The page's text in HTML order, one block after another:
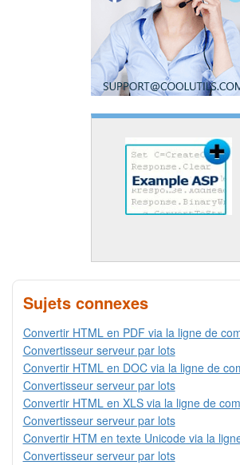
Sujets connexes
Convertir HTML en PDF via la ligne de
Convertisseur serveur par lots
Convertir HTML en DOC via la ligne de
Convertisseur serveur par lots
Convertir HTML en XLS via la ligne de
Convertisseur serveur par lots
Convertir HTM en texte Unicode via la
Convertisseur serveur par lots